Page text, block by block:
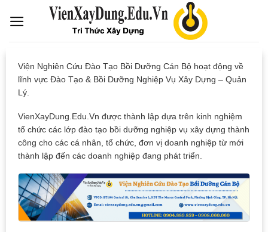
Viện Nghiên Cứu Đào Tạo Bồi Dưỡng Cán Bộ hoạt động về
lĩnh vực Đào Tạo & Bồi Dưỡng Nghiệp Vụ Xây Dựng – Quản
Lý.
VienXayDung.Edu.Vn được thành lập dựa trên kinh nghiệm
tổ chức các lớp đào tạo bồi dưỡng nghiệp vụ xây dựng thành
công cho các cá nhân, tổ chức, đơn vị doanh nghiệp từ mới
thành lập đến các doanh nghiệp đang phát triển.